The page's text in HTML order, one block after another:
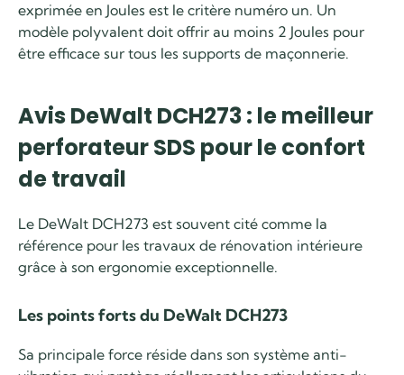
exprimée en Joules est le critère numéro un. Un
modèle polyvalent doit offrir au moins 2 Joules pour
être efficace sur tous les supports de maçonnerie.
Avis DeWalt DCH273 : le meilleur
perforateur SDS pour le confort
de travail
Le DeWalt DCH273 est souvent cité comme la
référence pour les travaux de rénovation intérieure
grâce à son ergonomie exceptionnelle.
Les points forts du DeWalt DCH273
Sa principale force réside dans son système anti-